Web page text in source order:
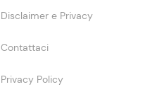
Disclaimer e Privacy
Contattaci
Privacy Policy